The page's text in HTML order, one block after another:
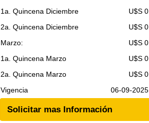
1a. Quincena Diciembre
U$S 0
2a. Quincena Diciembre
U$S 0
Marzo:
U$S 0
1a. Quincena Marzo
U$S 0
2a. Quincena Marzo
U$S 0
Vigencia
06-09-2025
Solicitar mas Información